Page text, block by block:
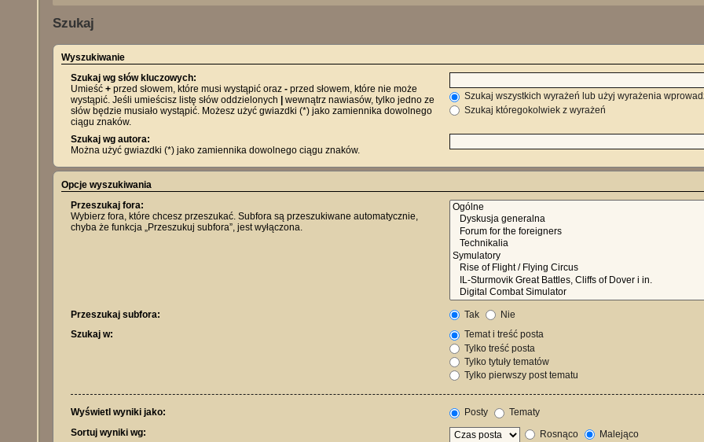
Szukaj
Wyszukiwanie
Szukaj wg słów kluczowych:
Umieść+ przed słowem, które musi wystąpić oraz- przed słowem, które nie może
wystąpić. Jeśli umieścisz listę słów oddzielonych
wewnątrz nawiasów, tylko jedno ze
słów będzie musiało wystąpić. Możesz użyć gwiazdki (*) jako zamiennika dowolnego
ciągu znaków.
Szukaj wszystkich wyrażeń lub użyj wyrażenia
Szukaj któregokolwiek z wyrażeń
Szukaj wg autora:
Można użyć gwiazdki (*) jako zamiennika dowolnego ciągu znaków.
Opcje wyszukiwania
Przeszukaj fora:
Wybierz fora, które chcesz przeszukać. Subfora są przeszukiwane automatycznie,
chyba że funkcja „Przeszukuj subfora”, jest wyłączona.
Przeszukaj subfora: Tak
Nie
Szukaj w:
Temat i treść posta
Tylko treść posta
Tylko tytuły tematów
Tylko pierwszy post tematu
Wyświetl wyniki jako: Posty
Tematy
Sortuj wyniki wg:
Rosnąco Malejąco